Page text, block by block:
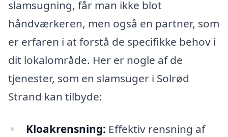
slamsugning, får man ikke blot
håndværkeren, men også en partner, som
er erfaren i at forstå de specifikke behov i
dit lokalområde. Her er nogle af de
tjenester, som en slamsuger i Solrød
Strand kan tilbyde:
Kloakrensning: Effektiv rensning af